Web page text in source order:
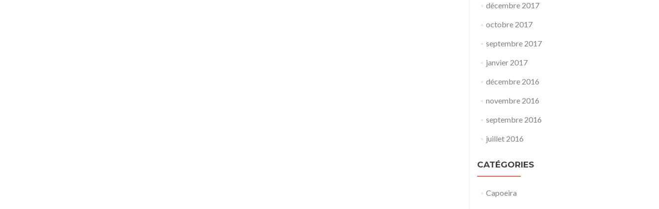
décembre 2017
octobre 2017
septembre 2017
janvier 2017
décembre 2016
novembre 2016
septembre 2016
juillet 2016
CATÉGORIES
Capoeira